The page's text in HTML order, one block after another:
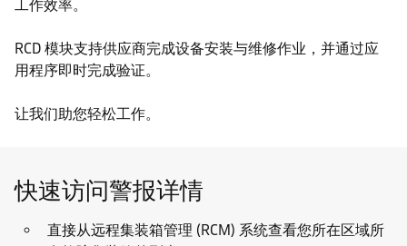
工作效率。
RCD 模块支持供应商完成设备安装与维修作业，并通过应
用程序即时完成验证。
让我们助您轻松工作。
快速访问警报详情
直接从远程集装箱管理 (RCM) 系统查看您所在区域所